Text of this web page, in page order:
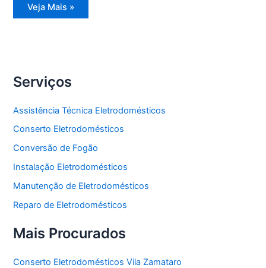
Assistência
Técnica
Veja Mais »
Serviços
Assistência Técnica Eletrodomésticos
Conserto Eletrodomésticos
Conversão de Fogão
Instalação Eletrodomésticos
Manutenção de Eletrodomésticos
Reparo de Eletrodomésticos
Mais Procurados
Conserto Eletrodomésticos Vila Zamataro